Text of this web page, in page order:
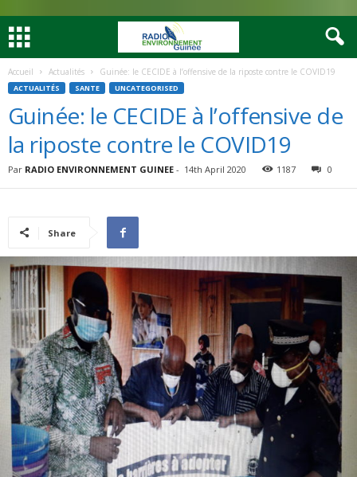
Accueil Actualités Guinée: le CECIDE à l’offensive de la riposte contre le COVID19
ACTUALITÉS SANTE UNCATEGORISED
Guinée: le CECIDE à l’offensive de
la riposte contre le COVID19
Par RADIO ENVIRONNEMENT GUINEE - 14th April 2020 1187 0
Share